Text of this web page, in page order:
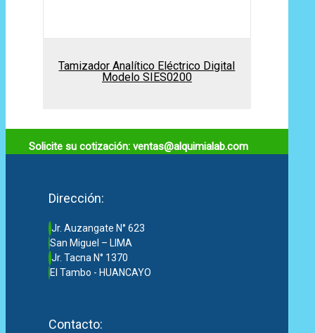
Tamizador Analítico Eléctrico Digital
Modelo SIES0200
Solicite su cotización: ventas@alquimialab.com
Dirección:
Jr. Auzangate N° 623
San Miguel – LIMA
Jr. Tacna N° 1370
El Tambo - HUANCAYO
Contacto: